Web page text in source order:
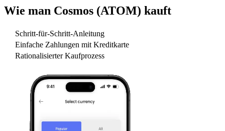
Wie man Cosmos (ATOM) kauft
Schritt-für-Schritt-Anleitung
Einfache Zahlungen mit Kreditkarte
Rationalisierter Kaufprozess